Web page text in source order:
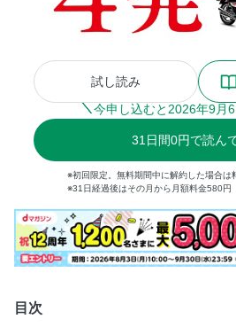
試し読み
今申し込むと 2026年9月6
31 日間0円で読ん
※初回限定。無料期間中に解約した場合は
※31日経過後はその月から月額料金580円
目次